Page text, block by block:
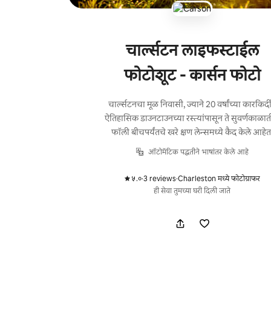
चार्ल्सटन लाइफस्टाईल
फोटोशूट - कार्सन फोटो
चार्ल्सटनचा मूळ निवासी, ज्याने 20 वर्षांच्या
ऐतिहासिक डाउनटाउनच्या रस्त्यांपासून ते
फॉली बीचपर्यंतचे खरे क्षण लेन्समध्ये कैद केले
ऑटोमॅटिक पद्धतीने भाषांतर केले आहे
५.०·3 reviews·Charleston मध्ये फोटोग्राफर
ही सेवा तुमच्या घरी दिली जाते